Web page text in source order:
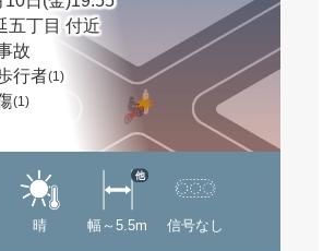
五丁目 付近
故
行者(1)
(1)
晴 幅～5.5m
他
信号なし